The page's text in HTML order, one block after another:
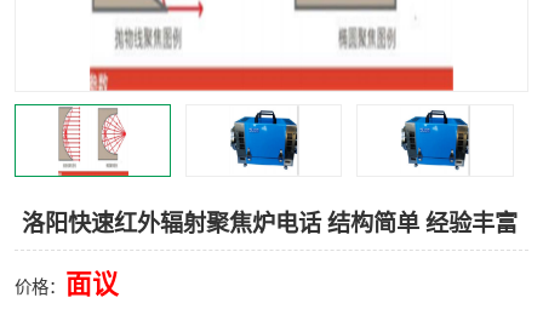
洛阳快速红外辐射聚焦炉电话 结构简单 经验丰富
价格： 面议
热环境试验设备
红外辐射表面材料 定波长红外辐射加热器
快速红外辐射聚焦炉